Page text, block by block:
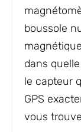
boussole
dans
le capteur
GPS
vous